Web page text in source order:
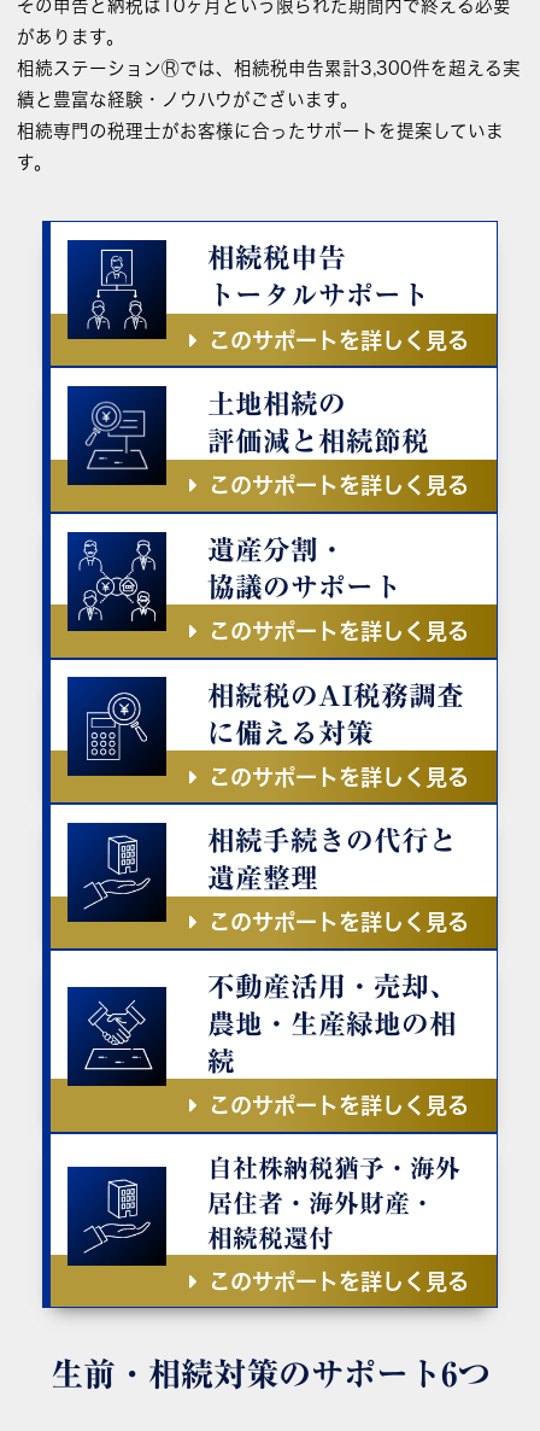
その申告と納税は10ヶ月という限られた期間内で終える必要
があります。
相続ステーションⓇでは、相続税申告累計3,300件を超える実
績と豊富な経験・ノウハウがございます。
相続専門の税理士がお客様に合ったサポートを提案していま
す。
相続税申告
トータルサポート
このサポートを詳しく見る
土地相続の
評価減と相続節税
このサポートを詳しく見る
遺産分割・
協議のサポート
このサポートを詳しく見る
相続税のAI税務調査
に備える対策
このサポートを詳しく見る
相続手続きの代行と
遺産整理
このサポートを詳しく見る
不動産活用・売却、
農地・生産緑地の相
続
このサポートを詳しく見る
自社株納税猶予・海外
居住者・海外財産・
相続税還付
このサポートを詳しく見る
生前・相続対策のサポート6つ